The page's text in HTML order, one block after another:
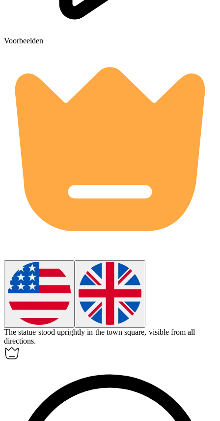
Voorbeelden
The statue stood uprightly in the town square, visible from all
directions.